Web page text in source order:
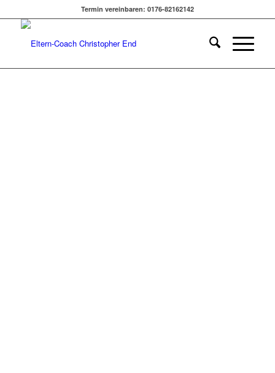
Termin vereinbaren: 0176-82162142
STÄRKEN & ERMUTIGEN|
INKE HUMMEL